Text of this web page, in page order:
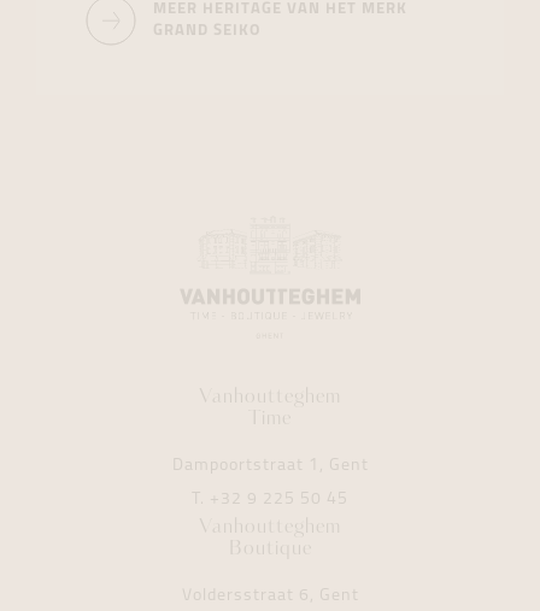
MEER HERITAGE VAN HET MERK
GRAND SEIKO
Vanhoutteghem
Time
Dampoortstraat 1, Gent
T. +32 9 225 50 45
Vanhoutteghem
Boutique
Voldersstraat 6, Gent